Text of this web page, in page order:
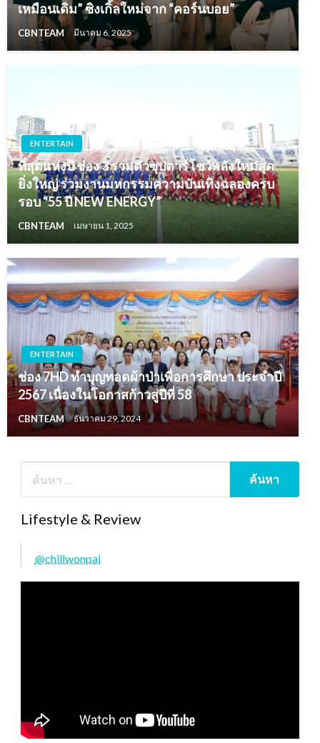
เหมือนเดิม” ซิงเกิ้ลใหม่จาก “คอร์นบอย”
CBNTEAM มีนาคม 6, 2025
ENTERTAIN
ที่สุดแห่งปี ช่อง 3 รวมตัวซุปตาร์โชว์พลังใหม่สุด
ยิ่งใหญ่ ร่วมงานมหกรรมความบันเทิงฉลองครบ
รอบ “55 ปี NEW ENERGY”
CBNTEAM เมษายน 1, 2025
ENTERTAIN
ช่อง 7HD ทำบุญทอดผ้าป่าเพื่อการศึกษา ประจำปี
2567 เนื่องในโอกาสก้าวสู่ปีที่ 58
CBNTEAM ธันวาคม 29, 2024
Lifestyle & Review
@chillwonpai